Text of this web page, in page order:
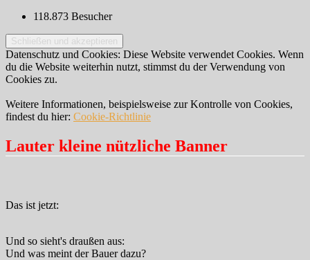
118.873 Besucher
Datenschutz und Cookies: Diese Website verwendet Cookies. Wenn
du die Website weiterhin nutzt, stimmst du der Verwendung von
Cookies zu.
Weitere Informationen, beispielsweise zur Kontrolle von Cookies,
findest du hier: Cookie-Richtlinie
Lauter kleine nützliche Banner
Das ist jetzt:
Und so sieht's draußen aus:
Und was meint der Bauer dazu?